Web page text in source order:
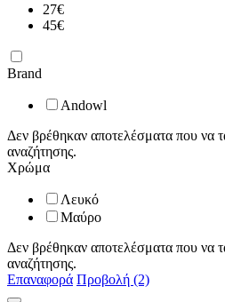
27€
45€
Brand
Andowl
Δεν βρέθηκαν αποτελέσματα που να
αναζήτησης.
Χρώμα
Λευκό
Μαύρο
Δεν βρέθηκαν αποτελέσματα που να
αναζήτησης.
Επαναφορά Προβολή (2)